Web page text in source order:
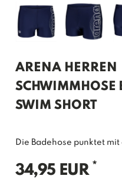
ARENA HERREN
SCHWIMMHOSE
SWIM SHORT
Die Badehose punktet
34,95 EUR *